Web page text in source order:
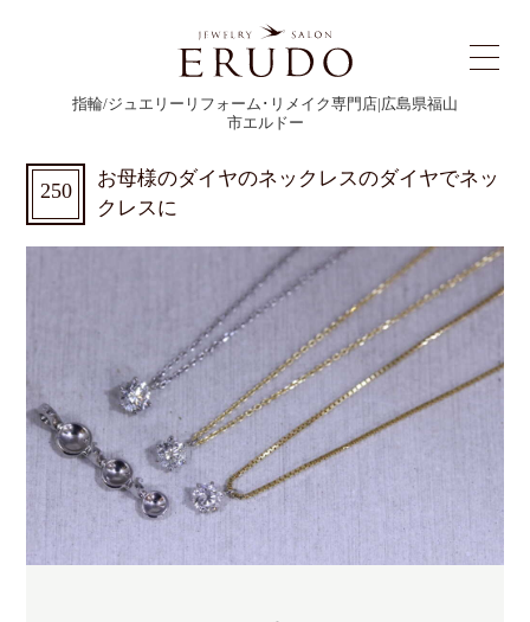
指輪/ジュエリーリフォーム･リメイク専門店|広島県福山
市エルドー
250
お母様のダイヤのネックレスのダイヤでネッ
クレスに